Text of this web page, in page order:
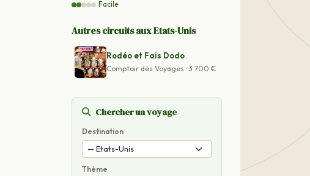
Facile
Autres circuits aux Etats-Unis
Rodéo et Fais Dodo
Comptoir des Voyages · 3 700 €
Chercher un voyage
Destination
Thème